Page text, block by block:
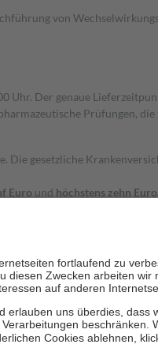
von
Der genaue
Prüfungen,
gesetzliche
Euro und höchstens zehn Euro.
zu unterstützen, fallenkeine